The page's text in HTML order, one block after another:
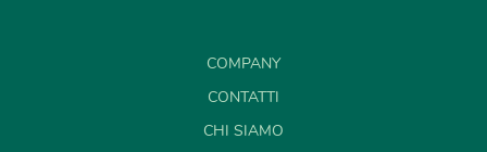
COMPANY
CONTATTI
CHI SIAMO